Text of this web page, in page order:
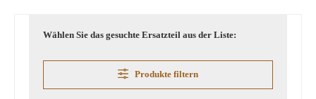
Wählen Sie das gesuchte Ersatzteil aus der Liste:
Produkte filtern